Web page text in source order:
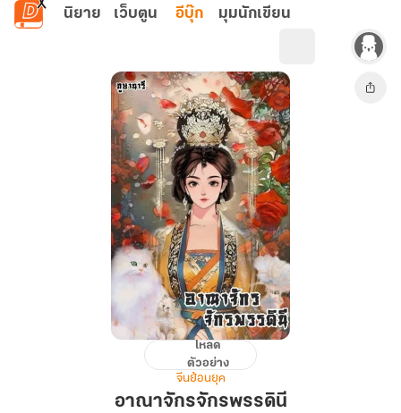
ข้ามไปยังเนื้อหาหลัก
นิยาย เว็บตูน อีบุ๊ก มุมนักเขียน
อาณาจักร
จักรพรรดิ
นี
โหลด
ตัวอย่าง
จีนย้อนยุค
อาณาจักรจักรพรรดินี